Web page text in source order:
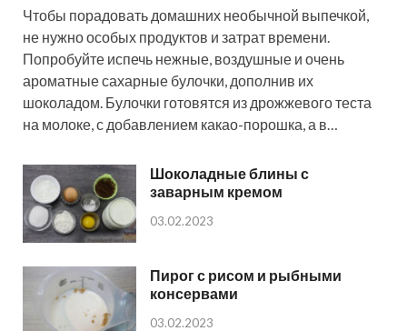
Чтобы порадовать домашних необычной выпечкой,
не нужно особых продуктов и затрат времени.
Попробуйте испечь нежные, воздушные и очень
ароматные сахарные булочки, дополнив их
шоколадом. Булочки готовятся из дрожжевого теста
на молоке, с добавлением какао-порошка, а в…
Шоколадные блины с
заварным кремом
03.02.2023
Пирог с рисом и рыбными
консервами
03.02.2023